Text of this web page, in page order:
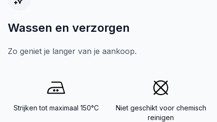
Wassen en verzorgen
Zo geniet je langer van je aankoop.
Strijken tot maximaal 150°C
Niet geschikt voor chemisch
reinigen